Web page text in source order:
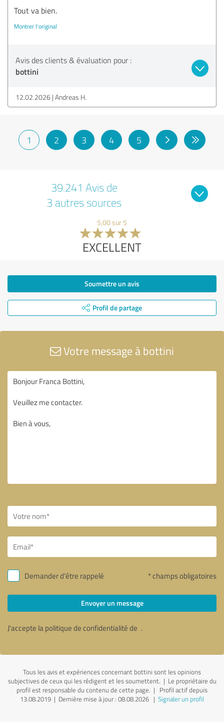
Tout va bien.
Montrer l'original
Avis des clients & évaluation pour :
bottini
12.02.2026 Andreas H.
1 2 3 4 5
39.241 Avis de
3 autres sources
5,00 sur 5
EXCELLENT
Soumettre un avis
Profil de partage
Votre message à bottini
Demander d'être rappelé * champs obligatoires
Envoyer un message
J'accepte la politique de confidentialité de .
Tous les avis et expériences concernant bottini sont les opinions
subjectives de ceux qui les rédigent et les soumettent. | Le propriétaire du
profil est responsable du contenu de cette page. | Profil actif depuis
13.08.2019 | Dernière mise à jour : 08.08.2026 | Signaler un profil